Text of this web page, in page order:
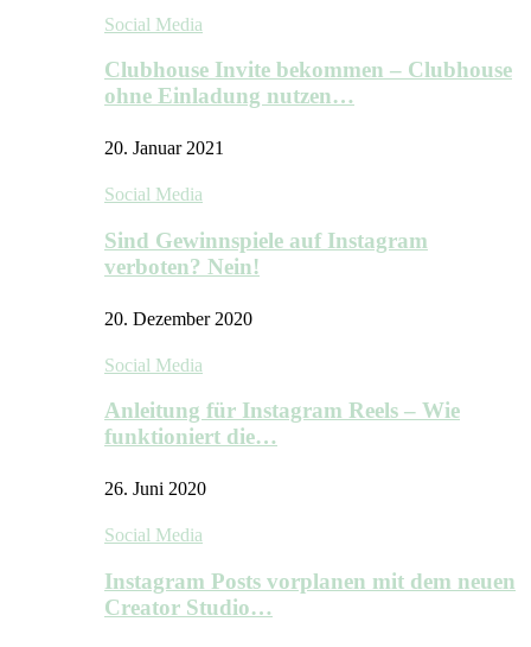
Social Media
Clubhouse Invite bekommen – Clubhouse
ohne Einladung nutzen…
20. Januar 2021
Social Media
Sind Gewinnspiele auf Instagram
verboten? Nein!
20. Dezember 2020
Social Media
Anleitung für Instagram Reels – Wie
funktioniert die…
26. Juni 2020
Social Media
Instagram Posts vorplanen mit dem neuen
Creator Studio…